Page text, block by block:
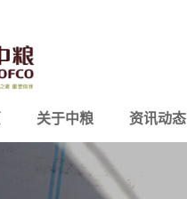
关于中粮 资讯动态